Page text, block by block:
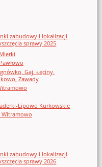
zabudowy i lokalizacji
sprawy 2025
Gaj, Łęciny,
Zawady
Lipowo Kurkowskie
Witramowo
zabudowy i lokalizacji
sprawy 2026